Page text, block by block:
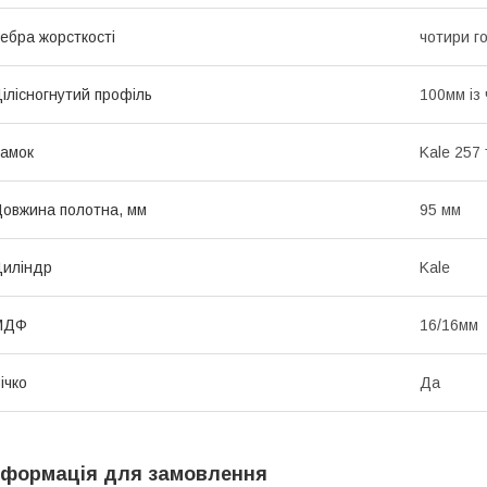
жорсткості чотири
профіль 100мм із
Kale 257
полотна, мм 95 мм
Kale
16/16мм
Да
для замовлення